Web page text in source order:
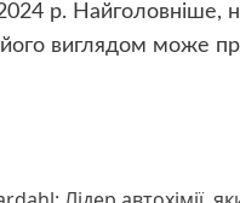
р. Найголовніше,
виглядом може